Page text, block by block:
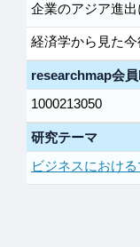
企業のアジア進
経済学から見た
researchmap会
1000213050
研究テーマ
ビジネスにおけ